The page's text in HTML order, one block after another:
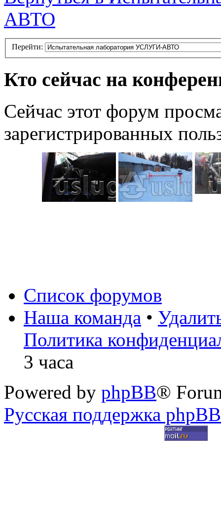
АВТО
Перейти:
Кто сейчас на
Сейчас этот форум
зарегистрированных
Список форумов
Наша команда •
Политика
3 часа
Powered by phpBB®
Русская поддержка phpBB